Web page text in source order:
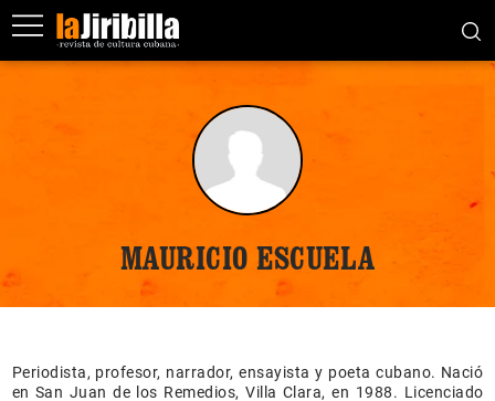
MAURICIO ESCUELA
Periodista, profesor, narrador, ensayista y poeta cubano. Nació
en San Juan de los Remedios, Villa Clara, en 1988. Licenciado